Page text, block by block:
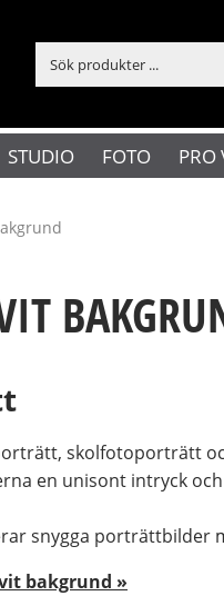
STUDIO FOTO PRO
skolfotoporträtt
en unisont intryck
snygga porträttbilder
bakgrund »